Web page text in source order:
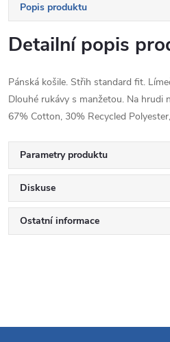
Popis produktu
Detailní popis
Pánská košile. Střih standard fit.
Dlouhé rukávy s manžetou. Na hrudi
67% Cotton, 30% Recycled
Parametry produktu
Diskuse
Ostatní informace